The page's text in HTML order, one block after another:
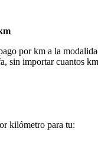
por km a la
sin importar cuantos
kilómetro para tu: